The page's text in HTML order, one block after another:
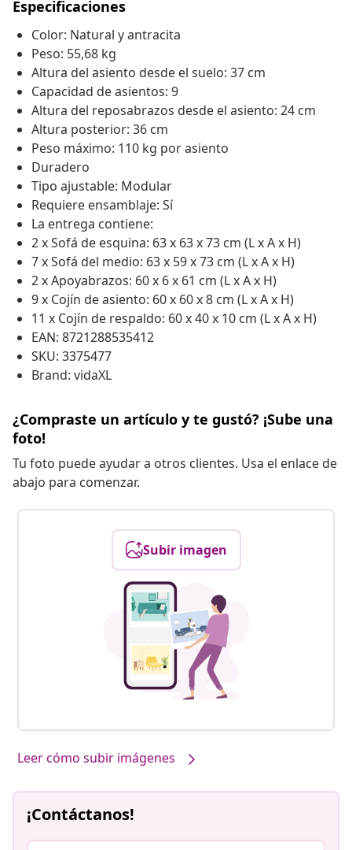
Especificaciones
Color: Natural y antracita
Peso: 55,68 kg
Altura del asiento desde el suelo: 37 cm
Capacidad de asientos: 9
Altura del reposabrazos desde el asiento: 24 cm
Altura posterior: 36 cm
Peso máximo: 110 kg por asiento
Duradero
Tipo ajustable: Modular
Requiere ensamblaje: Sí
La entrega contiene:
2 x Sofá de esquina: 63 x 63 x 73 cm (L x A x H)
7 x Sofá del medio: 63 x 59 x 73 cm (L x A x H)
2 x Apoyabrazos: 60 x 6 x 61 cm (L x A x H)
9 x Cojín de asiento: 60 x 60 x 8 cm (L x A x H)
11 x Cojín de respaldo: 60 x 40 x 10 cm (L x A x H)
EAN: 8721288535412
SKU: 3375477
Brand: vidaXL
¿Compraste un artículo y te gustó? ¡Sube una
foto!
Tu foto puede ayudar a otros clientes. Usa el enlace de
abajo para comenzar.
Subir imagen
Leer cómo subir imágenes
¡Contáctanos!